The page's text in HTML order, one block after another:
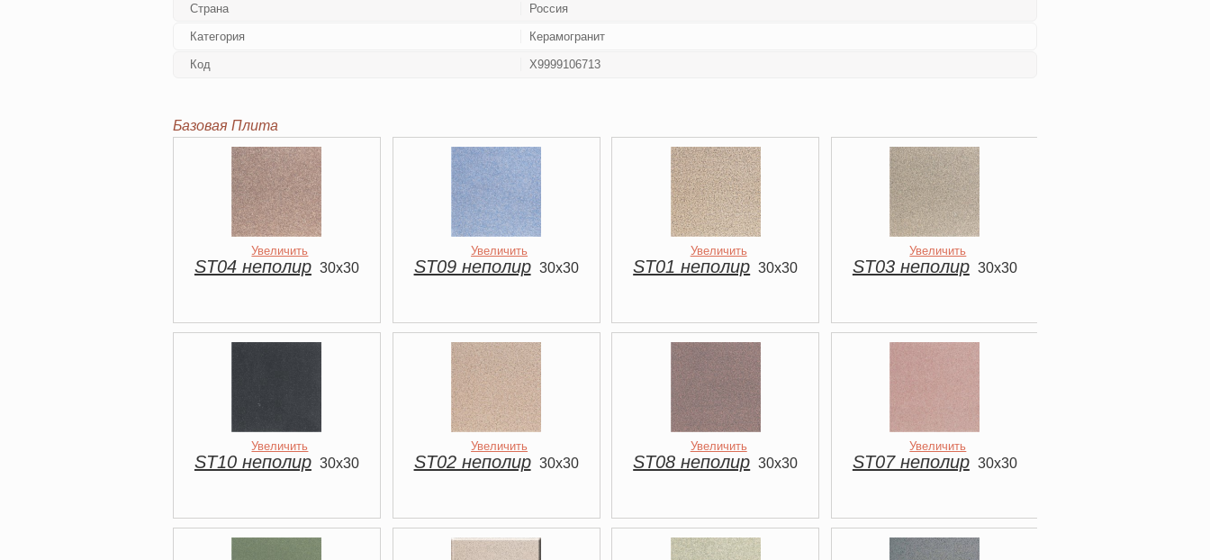
Страна Россия
Категория Керамогранит
Код Х9999106713
Базовая Плита
Увеличить
ST04 неполир 30x30
Увеличить
ST09 неполир 30x30
Увеличить
ST01 неполир 30x30
Увеличить
ST03 неполир 30x30
Увеличить
ST10 неполир 30x30
Увеличить
ST02 неполир 30x30
Увеличить
ST08 неполир 30x30
Увеличить
ST07 неполир 30x30